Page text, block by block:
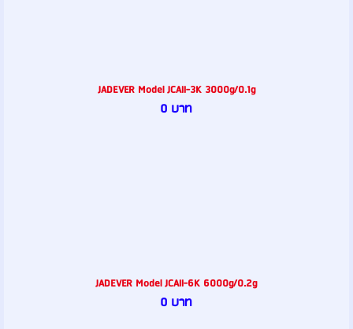
JADEVER Model JCAII-3K 3000g/0.1g
0 บาท
JADEVER Model JCAII-6K 6000g/0.2g
0 บาท